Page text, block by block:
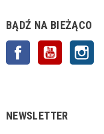
BĄDŹ NA BIEŻĄCO
Facebook YouTube
NEWSLETTER